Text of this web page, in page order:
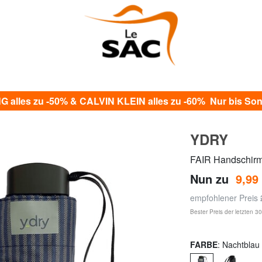
alles zu -50% & CALVIN KLEIN alles zu -60% Nur bis
YDRY
FAIR
Nun zu 9,99
empfohlener Preis
Bester Preis der letzten
FARBE: Nachtblau